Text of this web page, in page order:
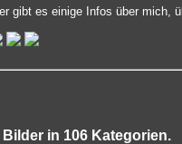
gibt es einige Infos über mich,
Bilder in 106 Kategorien.